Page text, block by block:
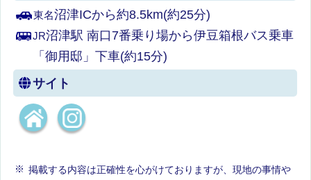
東名沼津ICから約8.5km(約25分)
JR沼津駅 南口7番乗り場から伊豆箱根バス乗車
「御用邸」下車(約15分)
サイト
掲載する内容は正確性を心がけておりますが、現地の事情や